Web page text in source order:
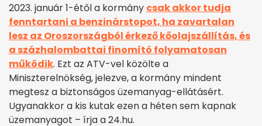
2023. január 1-étől a kormány csak akkor tudja
fenntartani a benzinárstopot, ha zavartalan
lesz az Oroszországból érkező kőolajszállítás, és
a százhalombattai finomító folyamatosan
működik. Ezt az ATV-vel közölte a
Miniszterelnökség, jelezve, a kormány mindent
megtesz a biztonságos üzemanyag-ellátásért.
Ugyanakkor a kis kutak ezen a héten sem kapnak
üzemanyagot – írja a 24.hu.